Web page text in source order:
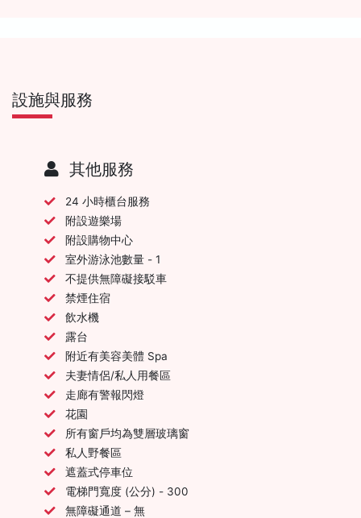
設施與服務
其他服務
24 小時櫃台服務
附設遊樂場
附設購物中心
室外游泳池數量 - 1
不提供無障礙接駁車
禁煙住宿
飲水機
露台
附近有美容美體 Spa
夫妻情侶/私人用餐區
走廊有警報閃燈
花園
所有窗戶均為雙層玻璃窗
私人野餐區
遮蓋式停車位
電梯門寬度 (公分) - 300
無障礙通道 – 無